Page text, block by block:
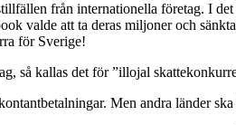
från internationella företag. I
valde att ta deras miljoner och
för Sverige!
så kallas det för ”illojal
Men andra länder